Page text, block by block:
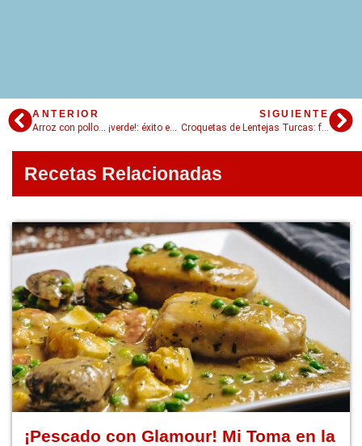
ANTERIOR
SIGUIENTE
Croquetas de Lentejas Turcas: food plugging
Recetas Relacionadas
¡Pescado con Glamour! Mi Toma en la